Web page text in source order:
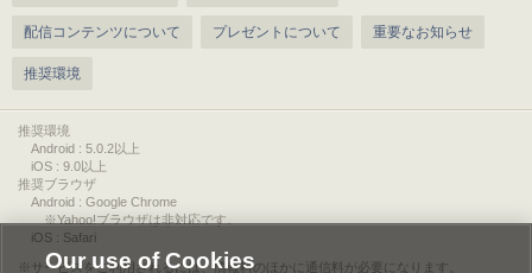
配信コンテンツについて プレゼントについて 重要なお知らせ
推奨環境
推奨環境
Android : 5.0.2以上
iOS : 9.0以上
推奨ブラウザ
Android : Google Chrome
※Yahoo!ブラウザは非対応です。
iOS : Safari
サービスをご利用されるには、情報料のほかに通信料が必要になります。
Our use of Cookies